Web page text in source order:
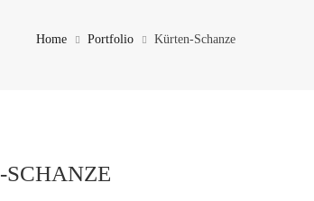
Home Portfolio Kürten-Schanze
SCHANZE